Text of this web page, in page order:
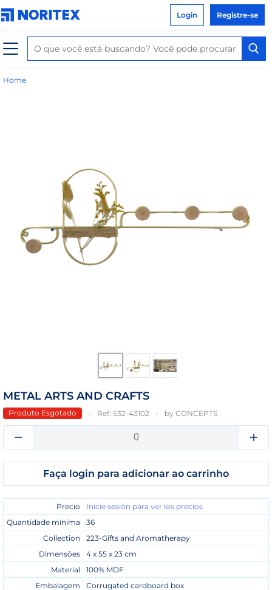
Login Registre-se
Home
METAL ARTS AND CRAFTS
Produto Esgotado Ref: 532-43102 by CONCEPTS
Faça login para adicionar ao carrinho
Precio
Inicie sesión para ver los precios
Quantidade mínima
36
Collection
223-Gifts and Aromatherapy
Dimensões
4 x 55 x 23 cm
Material
100% MDF
Embalagem
Corrugated cardboard box